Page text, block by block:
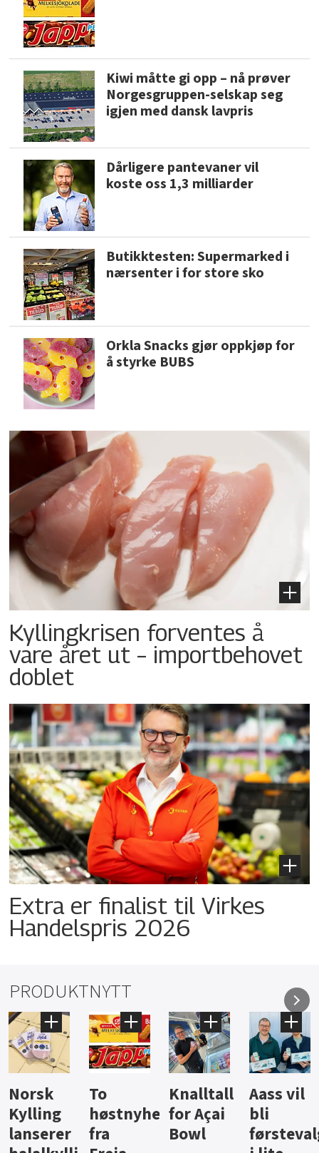
Kiwi måtte gi opp – nå prøver
Norgesgruppen-selskap seg
igjen med dansk lavpris
Dårligere pantevaner vil
koste oss 1,3 milliarder
Butikktesten: Supermarked i
nærsenter i for store sko
Orkla Snacks gjør oppkjøp for
å styrke BUBS
Kyllingkrisen forventes å
vare året ut – importbehovet
doblet
Extra er finalist til Virkes
Handelspris 2026
PRODUKTNYTT
Knalltall
for Açai
Bowl
Aass vil
bli
førstevalg
Brus og
jus fra
Berentsen
Hard
iste fra
Hansa